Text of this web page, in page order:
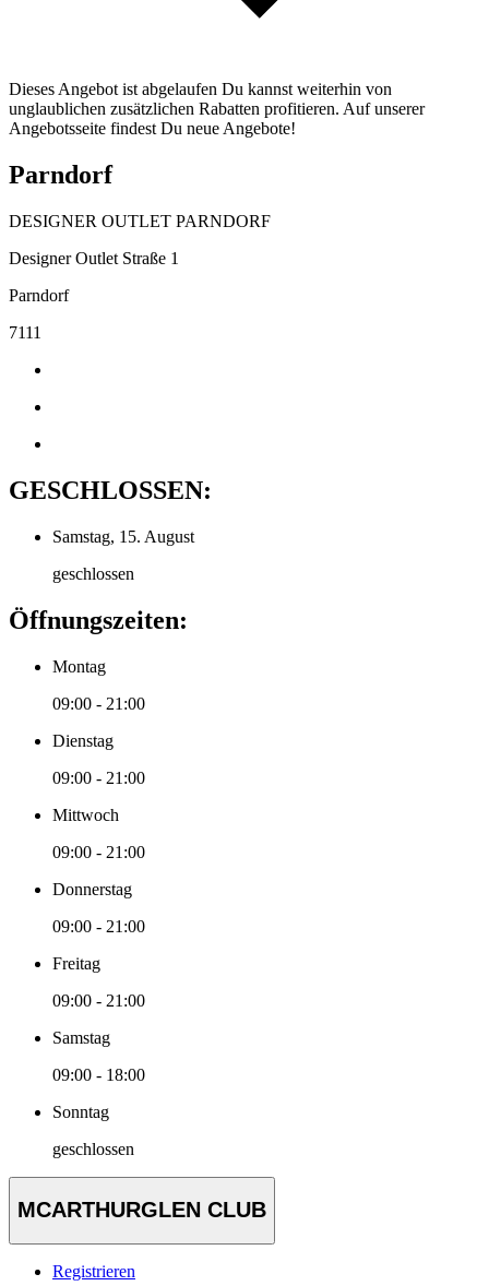
Dieses Angebot ist abgelaufen Du kannst weiterhin von
unglaublichen zusätzlichen Rabatten profitieren. Auf unserer
Angebotsseite findest Du neue Angebote!
Parndorf
DESIGNER OUTLET PARNDORF
Designer Outlet Straße 1
Parndorf
7111
GESCHLOSSEN:
Samstag, 15. August
geschlossen
Öffnungszeiten:
Montag
09:00 - 21:00
Dienstag
09:00 - 21:00
Mittwoch
09:00 - 21:00
Donnerstag
09:00 - 21:00
Freitag
09:00 - 21:00
Samstag
09:00 - 18:00
Sonntag
geschlossen
MCARTHURGLEN CLUB
Registrieren